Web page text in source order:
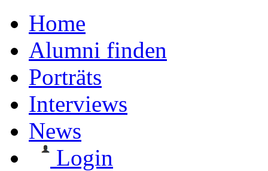
Home
Alumni finden
Porträts
Interviews
News
Login